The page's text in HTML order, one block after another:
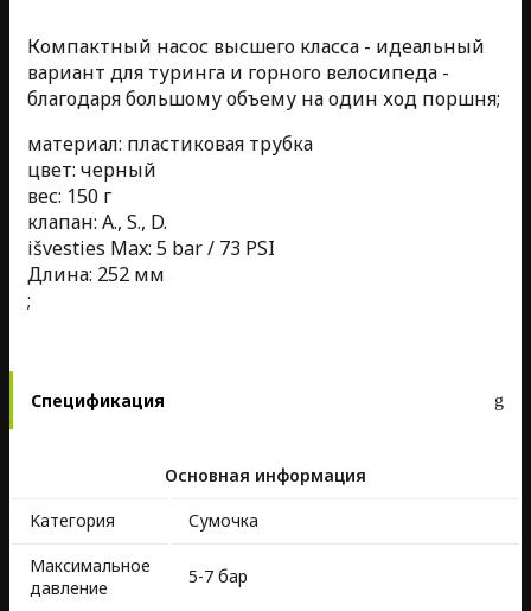
Компактный насос высшего класса - идеальный
вариант для туринга и горного велосипеда -
благодаря большому объему на один ход поршня;
материал: пластиковая трубка
цвет: черный
вес: 150 г
клапан: A., S., D.
išvesties Max: 5 bar / 73 PSI
Длина: 252 мм
;
Спецификация
Основная информация
Kатегория
Сумочка
Максимальное
давление
5-7 бар